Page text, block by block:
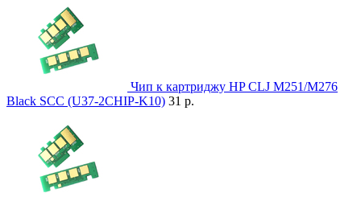
Чип к картриджу HP CLJ M251/M276
Black SCC (U37-2CHIP-K10) 31 р.